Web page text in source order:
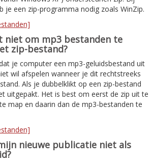
je een zip-programma nodig zoals WinZip.
niet om mp3 bestanden te
zip-bestand?
je computer een mp3-geluidsbestand uit
wil afspelen wanneer je dit rechtstreeks
Als je dubbelklikt op een zip-bestand
uitgepakt. Het is best om eerst de zip uit te
map en daarin dan de mp3-bestanden te
nieuwe publicatie niet als